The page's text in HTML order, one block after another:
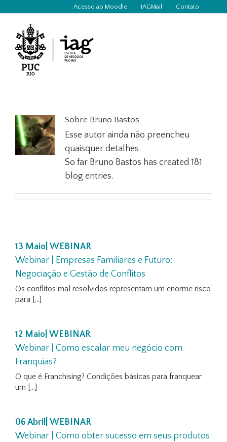
conteúdo
Acesso ao Moodle IAGMail Contato
Sobre Bruno Bastos
Esse autor ainda não preencheu
quaisquer detalhes.
So far Bruno Bastos has created 181
blog entries.
13 Maio| WEBINAR
Webinar | Empresas Familiares e Futuro:
Negociação e Gestão de Conflitos
Os conflitos mal resolvidos representam um enorme risco
para [...]
12 Maio| WEBINAR
Webinar | Como escalar meu negócio com
Franquias?
O que é Franchising? Condições básicas para franquear
um [...]
06 Abril| WEBINAR
Webinar | Como obter sucesso em seus produtos